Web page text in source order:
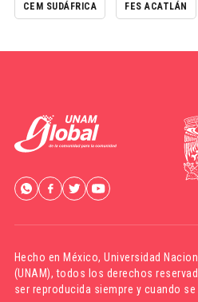
CEM SUDÁFRICA FES ACATLÁN
Hecho en México,Universidad
(UNAM), todos los derechos
ser reproducida siempre y cuando